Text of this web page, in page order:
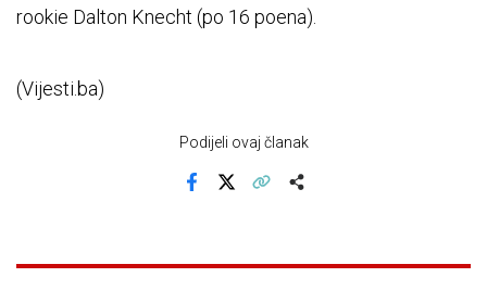
rookie Dalton Knecht (po 16 poena).
(Vijesti.ba)
Podijeli ovaj članak